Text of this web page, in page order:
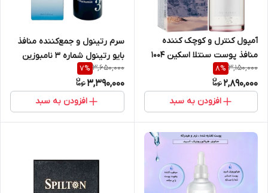
آمپول کنترل و کوچک کننده
منافذ پوست سنتلا اسکین ۱۰۰۴
مدل ماداگاسکار حجم ۱۰۰ میل
3,150,000
8%
2,890,000
افزودن به سبد
سرم رتینول و جمع‌کننده منافذ
بایو رتینول شماره ۳ نامبوزین
numbuzin Bio Retinol Pore +
Niacinamide حجم ۳۰ میل
3,650,000
7%
3,390,000
افزودن به سبد